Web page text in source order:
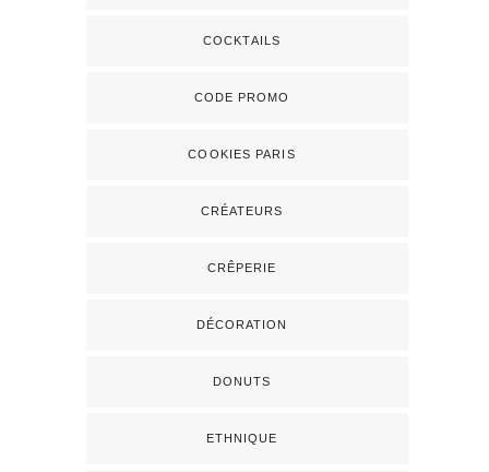
COCKTAILS
CODE PROMO
COOKIES PARIS
CRÉATEURS
CRÊPERIE
DÉCORATION
DONUTS
ETHNIQUE